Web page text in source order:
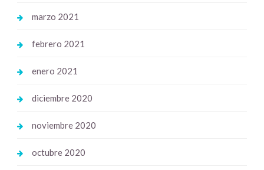
marzo 2021
febrero 2021
enero 2021
diciembre 2020
noviembre 2020
octubre 2020